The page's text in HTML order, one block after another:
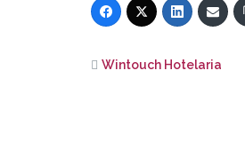
Wintouch Hotelaria